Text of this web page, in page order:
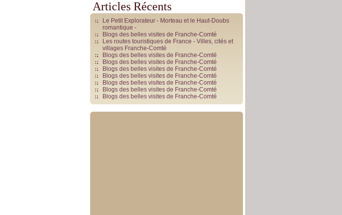
Articles Récents
Le Petit Explorateur - Morteau et le Haut-Doubs
romantique -
Blogs des belles visites de Franche-Comté
Les routes touristiques de France - Villes, cités et
villages Franche-Comté
Blogs des belles visites de Franche-Comté
Blogs des belles visites de Franche-Comté
Blogs des belles visites de Franche-Comté
Blogs des belles visites de Franche-Comté
Blogs des belles visites de Franche-Comté
Blogs des belles visites de Franche-Comté
Blogs des belles visites de Franche-Comté